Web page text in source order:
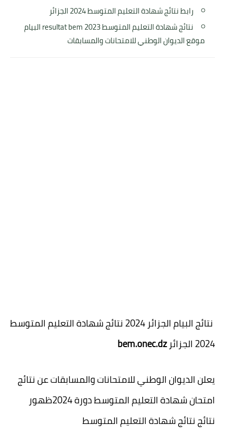
رابط نتائج شهادة التعليم المتوسط 2024 الجزائر
نتائج شهادة التعليم المتوسط resultat bem 2023 البيام
موقع الديوان الوطني للامتحانات والمسابقات
نتائج البيام الجزائر 2024 نتائج شهادة التعليم المتوسط
2024 الجزائر
bem.onec.dz
يعلن الديوان الوطني للامتحانات والمسابقات عن نتائج
امتحان شهادة التعليم المتوسط دورة 2024
ظهور
نتائج نتائج شهادة التعليم المتوسط